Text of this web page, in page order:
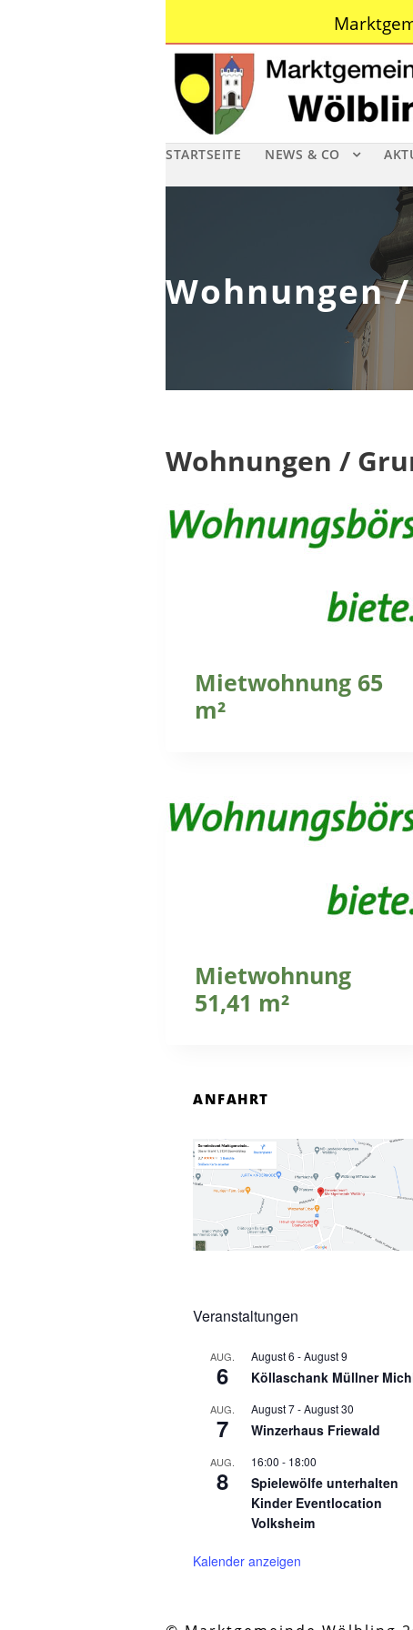
STARTSEITE NEWS & CO
Wohnungen
Wohnungen /
Mietwohnung 65
m²
Mietwohnung
51,41 m²
ANFAHRT
Veranstaltungen
AUG.
6
August 6 -August 9
Köllaschank Müllner
AUG.
7
August 7-August 30
Winzerhaus Friewald
AUG.
8
16:00 - 18:00
Spielewölfe unterhalten
Kinder Eventlocation
Volksheim
Kalender anzeigen